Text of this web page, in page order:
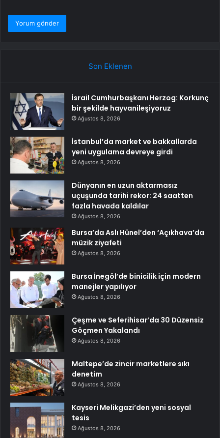
Son Eklenen
İsrail Cumhurbaşkanı Herzog: Korkunç
bir şekilde hayvanileşiyoruz
Ağustos 8, 2026
İstanbul’da market ve bakkallarda
yeni uygulama devreye girdi
Ağustos 8, 2026
Dünyanın en uzun aktarmasız
uçuşunda tarihi rekor: 24 saatten
fazla havada kaldılar
Ağustos 8, 2026
Bursa’da Aslı Hünel’den ‘Açıkhava’da
müzik ziyafeti
Ağustos 8, 2026
Bursa İnegöl’de binicilik için modern
manejler yapılıyor
Ağustos 8, 2026
Çeşme ve Seferihisar’da 30 Düzensiz
Göçmen Yakalandı
Ağustos 8, 2026
Maltepe’de zincir marketlere sıkı
denetim
Ağustos 8, 2026
Kayseri Melikgazi’den yeni sosyal
tesis
Ağustos 8, 2026